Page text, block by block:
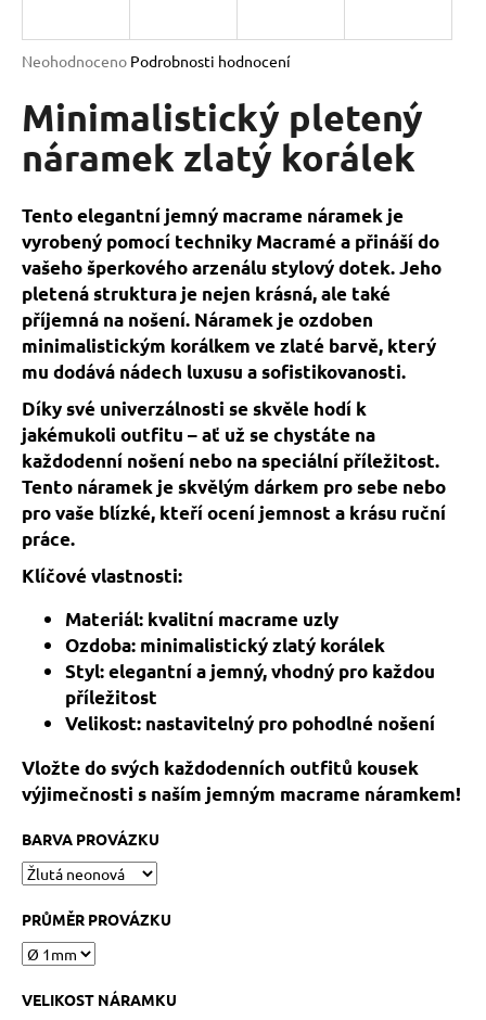
Průměrné
produktu
je
hvězdiček.
Neohodnoceno Podrobnosti hodnocení
Minimalistický pletený
náramek zlatý korálek
Tento elegantní jemný macrame náramek je
vyrobený pomocí techniky Macramé a přináší do
vašeho šperkového arzenálu stylový dotek. Jeho
pletená struktura je nejen krásná, ale také
příjemná na nošení. Náramek je ozdoben
minimalistickým korálkem ve zlaté barvě, který
mu dodává nádech luxusu a sofistikovanosti.
Díky své univerzálnosti se skvěle hodí k
jakémukoli outfitu – ať už se chystáte na
každodenní nošení nebo na speciální příležitost.
Tento náramek je skvělým dárkem pro sebe nebo
pro vaše blízké, kteří ocení jemnost a krásu ruční
práce.
Klíčové vlastnosti:
Materiál: kvalitní macrame uzly
Ozdoba: minimalistický zlatý korálek
Styl: elegantní a jemný, vhodný pro každou
příležitost
Velikost: nastavitelný pro pohodlné nošení
Vložte do svých každodenních outfitů kousek
výjimečnosti s naším jemným macrame náramkem!
BARVA PROVÁZKU
PRŮMĚR PROVÁZKU
VELIKOST NÁRAMKU
j
t
?
HLEDAT
D
o
o
r
u
č
u
j
m
HEMATITOVÉ
SRDÍČKO
PORVÁZKOVÝ
169
Kč
210
Kč